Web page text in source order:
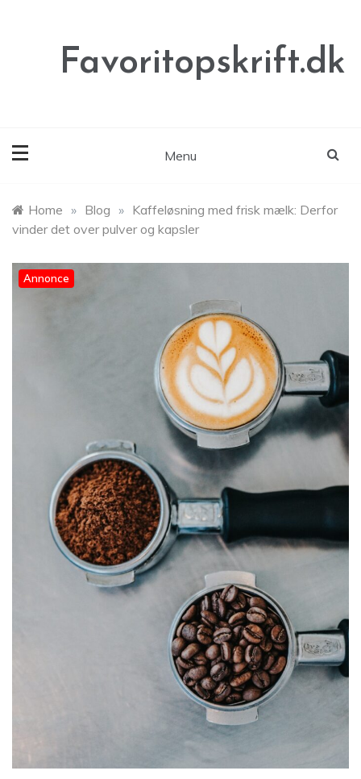
Favoritopskrift.dk
Menu
Home » Blog » Kaffeløsning med frisk mælk: Derfor
vinder det over pulver og kapsler
Annonce